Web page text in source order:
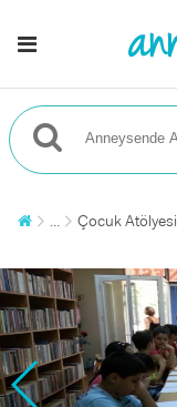
... Çocuk Atölyesi